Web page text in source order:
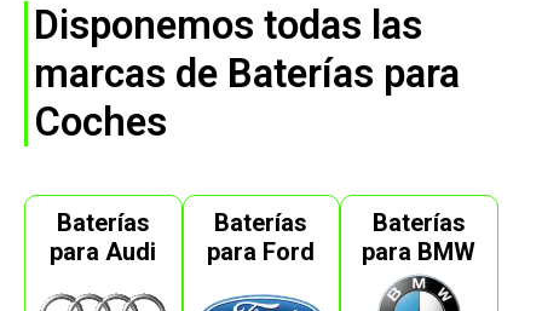
Disponemos todas las
marcas de Baterías para
Coches
Baterías
para Audi
Baterías
para Ford
Baterías
para BMW